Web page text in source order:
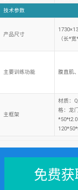
技术参数
产品尺寸
（长*宽
主要训练功能 腹直肌
主框架
材质：
格：龙
免费